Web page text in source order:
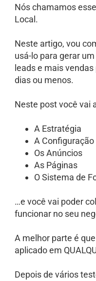
Nós chamamos
Local.
Neste artigo, vou
usá-lo para gerar
leads e mais
dias ou menos.
Neste post você vai
A Estratégia
A Configuração
Os Anúncios
As Páginas
O Sistema de
…e você vai poder
funcionar no seu
A melhor parte é
aplicado em
Depois de vários